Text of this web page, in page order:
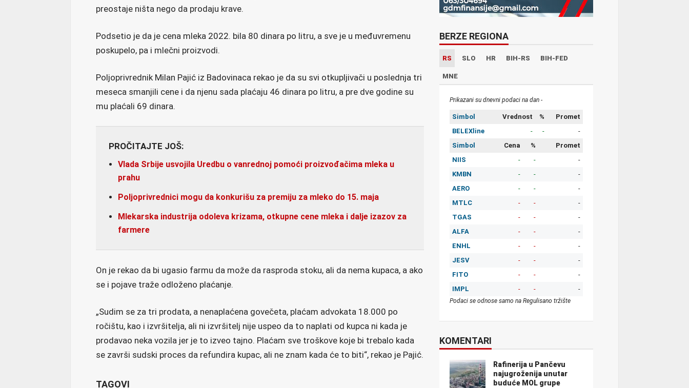
preostaje ništa nego da prodaju krave.
Podsetio je da je cena mleka 2022. bila 80 dinara po litru, a sve je u međuvremenu
poskupelo, pa i mlečni proizvodi.
Poljoprivrednik Milan Pajić iz Badovinaca rekao je da su svi otkupljivači u poslednja tri
meseca smanjili cene i da njenu sada plaćaju 46 dinara po litru, a pre dve godine su
mu plaćali 69 dinara.
PROČITAJTE JOŠ:
Vlada Srbije usvojila Uredbu o vanrednoj pomoći proizvođačima mleka u
prahu
Poljoprivrednici mogu da konkurišu za premiju za mleko do 15. maja
Mlekarska industrija odoleva krizama, otkupne cene mleka i dalje izazov za
farmere
On je rekao da bi ugasio farmu da može da rasproda stoku, ali da nema kupaca, a ako
se i pojave traže odloženo plaćanje.
„Sudim se za tri prodata, a nenaplaćena govečeta, plaćam advokata 18.000 po
ročištu, kao i izvršitelja, ali ni izvršitelj nije uspeo da to naplati od kupca ni kada je
prodavao neka vozila jer je to izveo tajno. Plaćam sve troškove koje bi trebalo kada
se završi sudski proces da refundira kupac, ali ne znam kada će to biti“, rekao je Pajić.
TAGOVI
BERZE REGIONA
RS SLO HR BIH-RS BIH-FED
MNE
Prikazani su dnevni podaci na dan -
Simbol Vrednost %
Promet
BELEXline
- -
-
Simbol
Cena %
Promet
NIIS
- -
-
KMBN
- -
-
AERO
- -
-
MTLC
- -
-
TGAS
- -
-
ALFA
- -
-
ENHL
- -
-
JESV
- -
-
FITO
- -
-
IMPL
- - -
Podaci se odnose samo na Regulisano tržište
KOMENTARI
Rafinerija u Pančevu
najugroženija unutar
buduće MOL grupe